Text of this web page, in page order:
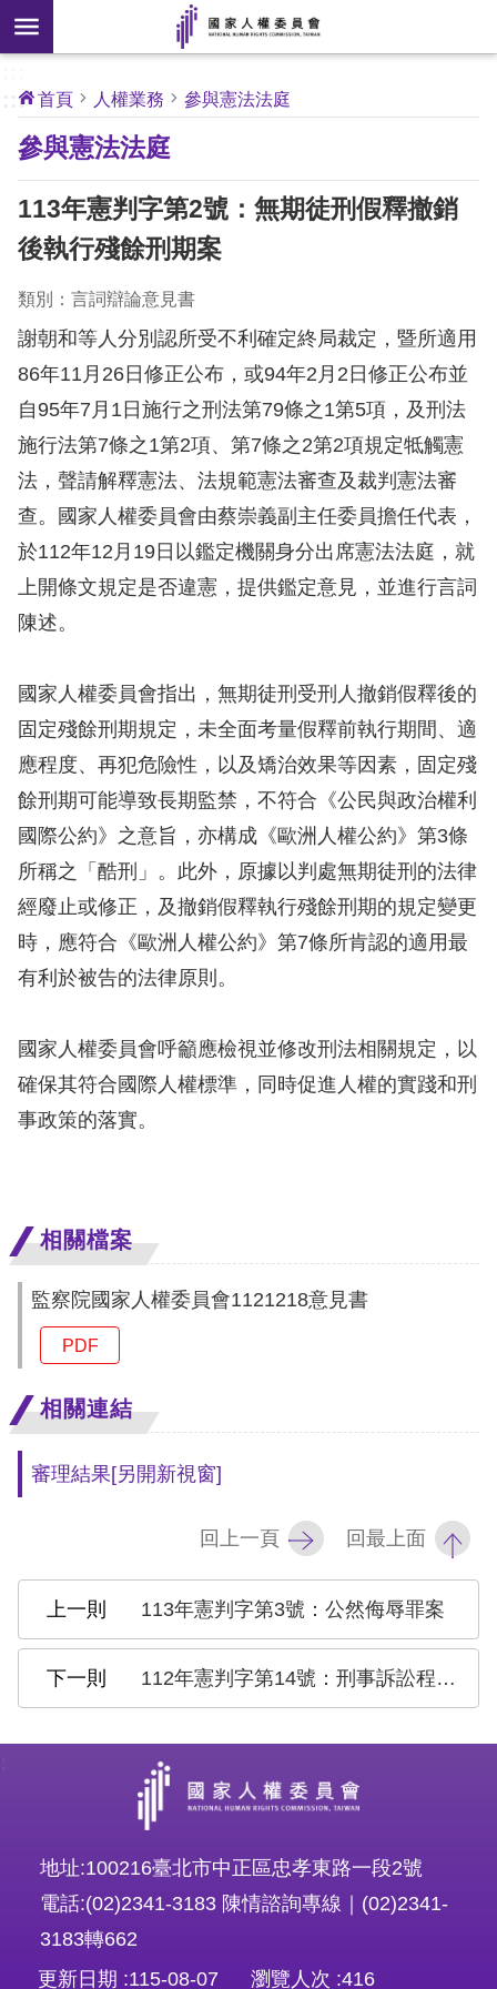
前往主要內容區塊
搜
尋
開
新
核
心
人
權
公
約
關
於
本
會
最
新
消
人
權
業
核
心
人
權
公
陳
情
申
人
權
資
無
礙
快
捷
鍵
語
言
兒少版
回
:::
首頁 人權業務 參與憲法法庭
參與憲法法庭
113年憲判字第2號：無期徒刑假釋撤銷
後執行殘餘刑期案
類別：言詞辯論意見書
謝朝和等人分別認所受不利確定終局裁定，暨所適用
86年11月26日修正公布，或94年2月2日修正公布並
自95年7月1日施行之刑法第79條之1第5項，及刑法
施行法第7條之1第2項、第7條之2第2項規定牴觸憲
法，聲請解釋憲法、法規範憲法審查及裁判憲法審
查。國家人權委員會由蔡崇義副主任委員擔任代表，
於112年12月19日以鑑定機關身分出席憲法法庭，就
上開條文規定是否違憲，提供鑑定意見，並進行言詞
陳述。
國家人權委員會指出，無期徒刑受刑人撤銷假釋後的
固定殘餘刑期規定，未全面考量假釋前執行期間、適
應程度、再犯危險性，以及矯治效果等因素，固定殘
餘刑期可能導致長期監禁，不符合《公民與政治權利
國際公約》之意旨，亦構成《歐洲人權公約》第3條
所稱之「酷刑」。此外，原據以判處無期徒刑的法律
經廢止或修正，及撤銷假釋執行殘餘刑期的規定變更
時，應符合《歐洲人權公約》第7條所肯認的適用最
有利於被告的法律原則。
國家人權委員會呼籲應檢視並修改刑法相關規定，以
確保其符合國際人權標準，同時促進人權的實踐和刑
事政策的落實。
相關檔案
監察院國家人權委員會1121218意見書
PDF
相關連結
審理結果[另開新視窗]
回上一頁 回最上面
113年憲判字第3號：公然侮辱罪案
112年憲判字第14號：刑事訴訟程序法官迴避案
地址:100216臺北市中正區忠孝東路一段2號
電話:(02)2341-3183 陳情諮詢專線｜(02)2341-
3183轉662
更新日期 115-08-07 瀏覽人次 416